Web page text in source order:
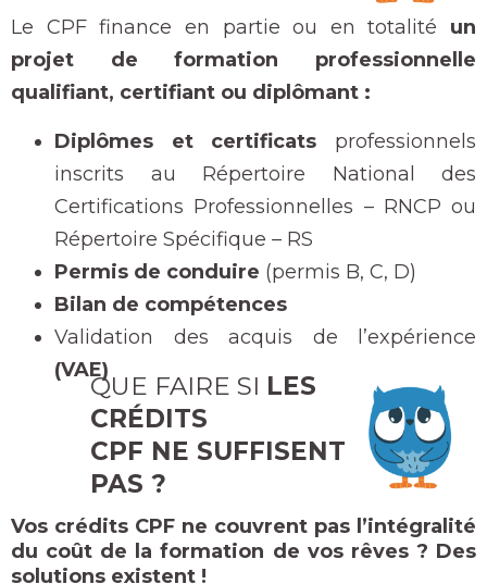
Le CPF finance en partie ou en totalité un
projet de formation professionnelle
qualifiant, certifiant ou diplômant :
Diplômes et certificats professionnels
inscrits au Répertoire National des
Certifications Professionnelles – RNCP ou
Répertoire Spécifique – RS
Permis de conduire (permis B, C, D)
Bilan de compétences
Validation des acquis de l’expérience
(VAE)
QUE FAIRE SI LES
CRÉDITS
CPF NE SUFFISENT
PAS ?
Vos crédits CPF ne couvrent pas l’intégralité
du coût de la formation de vos rêves ? Des
solutions existent !